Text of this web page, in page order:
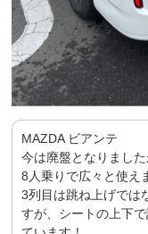
MAZDA ビアンテ
今は廃盤となりまし
8人乗りで広々と使え
3列目は跳ね上げでは
すが、シートの上下